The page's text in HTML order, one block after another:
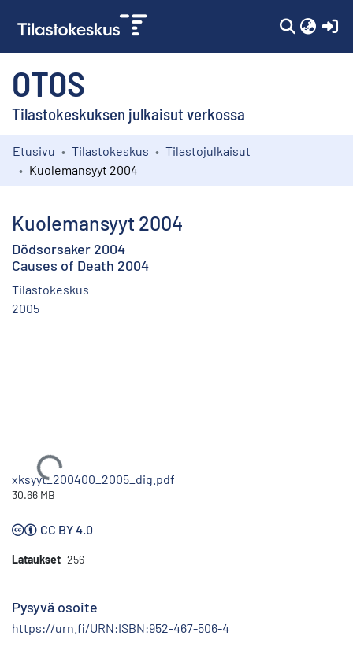
OTOS
Tilastokeskuksen julkaisut verkossa
Kokoelmat
Etusivu Tilastokeskus
Tilastojulkaisut
Kuolemansyyt 2004
Kuolemansyyt 2004
Dödsorsaker 2004
Causes of Death 2004
Tilastokeskus
2005
Ladataan...
xksyyt_200400_2005_dig.pdf
30.66 MB
CC BY 4.0
Lataukset 256
Pysyvä osoite
https://urn.fi/URN:ISBN:952-467-506-4